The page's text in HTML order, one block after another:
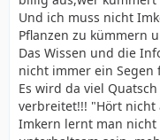
Und ich muss nicht
Pflanzen zu kümmern
Das Wissen und die
nicht immer ein
Es wird da viel
verbreitet!!! "Hört nicht
Imkern lernt man